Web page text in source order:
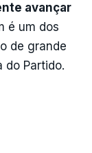
avançar
é um dos
de grande
do Partido.